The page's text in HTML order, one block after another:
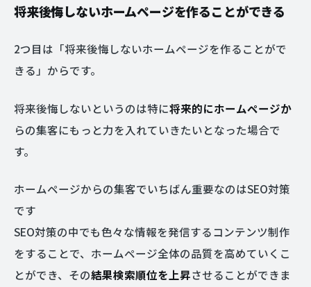
将来後悔しないホームページを作ることができる
2つ目は「将来後悔しないホームページを作ることがで
きる」からです。
将来後悔しないというのは特に将来的にホームページか
らの集客にもっと力を入れていきたいとなった場合で
す。
ホームページからの集客でいちばん重要なのはSEO対策
です
SEO対策の中でも色々な情報を発信するコンテンツ制作
をすることで、ホームページ全体の品質を高めていくこ
とができ、その結果検索順位を上昇させることができま